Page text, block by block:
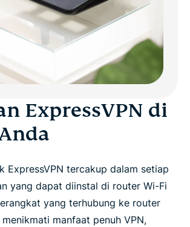
ExpressVPN di
ExpressVPN tercakup dalam setiap
yang dapat diinstal di router Wi-Fi
yang terhubung ke router
manfaat penuh VPN,